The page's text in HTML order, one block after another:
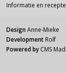
Informatie en
Design Anne-Mieke
Development Rolf
Powered by CMS